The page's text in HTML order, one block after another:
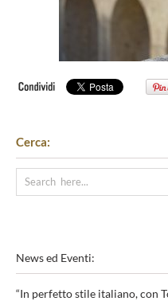
Cerca:
News ed Eventi:
“In perfetto stile italiano, con